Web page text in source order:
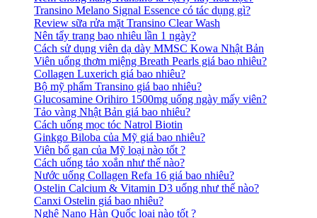
Transino Melano Signal Essence có tác dụng gì?
Review sữa rửa mặt Transino Clear Wash
Nên tẩy trang bao nhiêu lần 1 ngày?
Cách sử dụng viên dạ dày MMSC Kowa Nhật Bản
Viên uống thơm miệng Breath Pearls giá bao nhiêu?
Collagen Luxerich giá bao nhiêu?
Bộ mỹ phẩm Transino giá bao nhiêu?
Glucosamine Orihiro 1500mg uống ngày mấy viên?
Tảo vàng Nhật Bản giá bao nhiêu?
Cách uống mọc tóc Natrol Biotin
Ginkgo Biloba của Mỹ giá bao nhiêu?
Viên bổ gan của Mỹ loại nào tốt ?
Cách uống tảo xoắn như thế nào?
Nước uống Collagen Refa 16 giá bao nhiêu?
Ostelin Calcium & Vitamin D3 uống như thế nào?
Canxi Ostelin giá bao nhiêu?
Nghệ Nano Hàn Quốc loại nào tốt ?